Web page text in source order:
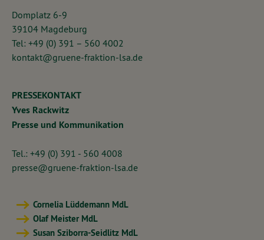
Domplatz 6-9
39104 Magdeburg
Tel: +49 (0) 391 – 560 4002
kontakt@gruene-fraktion-lsa.de
PRESSEKONTAKT
Yves Rackwitz
Presse und Kommunikation
Tel.: +49 (0) 391 - 560 4008
presse@gruene-fraktion-lsa.de
Cornelia Lüddemann MdL
Olaf Meister MdL
Susan Sziborra-Seidlitz MdL